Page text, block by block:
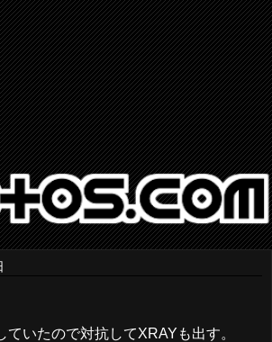
ていたので対抗してXRAYも出す。